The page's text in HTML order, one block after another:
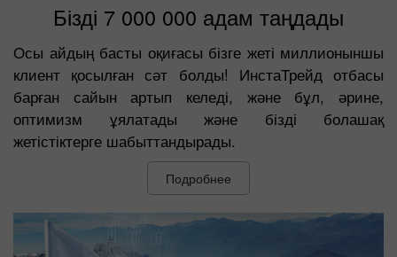
Бізді 7 000 000 адам таңдады
Осы айдың басты оқиғасы бізге жеті миллионыншы
клиент қосылған сәт болды! ИнстаТрейд отбасы
барған сайын артып келеді, және бұл, әрине,
оптимизм ұялатады және бізді болашақ
жетістіктерге шабыттандырады.
Подробнее